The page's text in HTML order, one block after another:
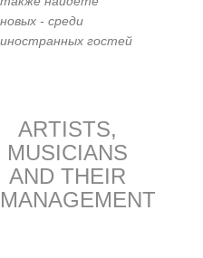
новых - среди
иностранных гостей
ARTISTS,
MUSICIANS
AND THEIR
MANAGEMENT